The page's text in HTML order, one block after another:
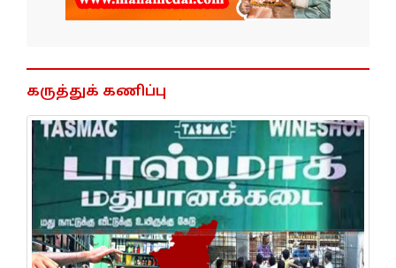
கருத்துக் கணிப்பு